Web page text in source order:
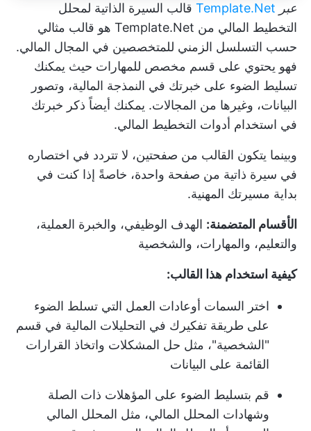
عبر Template.Net قالب السيرة الذاتية لمحلل
التخطيط المالي من Template.Net هو قالب مثالي
حسب التسلسل الزمني للمتخصصين في المجال المالي.
فهو يحتوي على قسم مخصص للمهارات حيث يمكنك
تسليط الضوء على خبرتك في النمذجة المالية، وتصور
البيانات، وغيرها من المجالات. يمكنك أيضاً ذكر خبرتك
في استخدام أدوات التخطيط المالي.
وبينما يتكون القالب من صفحتين، لا تتردد في اختصاره
في سيرة ذاتية من صفحة واحدة، خاصةً إذا كنت في
بداية مسيرتك المهنية.
الأقسام المتضمنة: الهدف الوظيفي، والخبرة العملية،
والتعليم، والمهارات، والشخصية
كيفية استخدام هذا القالب:
اختر السمات أوعادات العمل التي تسلط الضوء
على طريقة تفكيرك في التحليلات المالية في قسم
"الشخصية"، مثل حل المشكلات واتخاذ القرارات
القائمة على البيانات
قم بتسليط الضوء على المؤهلات ذات الصلة
وشهادات المحلل المالي، مثل المحلل المالي